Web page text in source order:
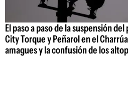
El paso a paso de la suspensión
City Torque y Peñarol en el
amagues y la confusión de los